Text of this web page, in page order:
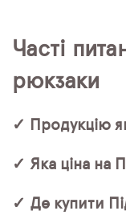
Часті
рюкзаки
✓ Продукцію
✓ Яка ціна на
✓ Де купити